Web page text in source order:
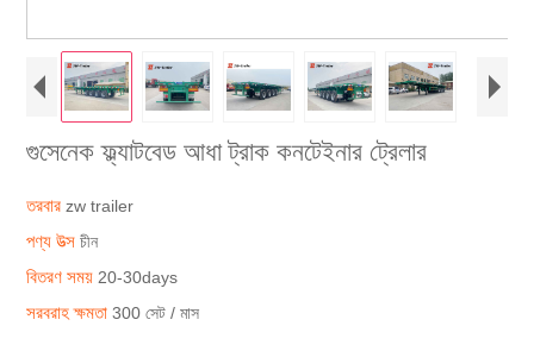
গুসেনেক ফ্ল্যাটবেড আধা ট্রাক কনটেইনার ট্রেলার
তরবারzw trailer
পণ্য উত্সচীন
বিতরণ সময় 20-30days
সরবরাহ ক্ষমতা300 সেট / মাস